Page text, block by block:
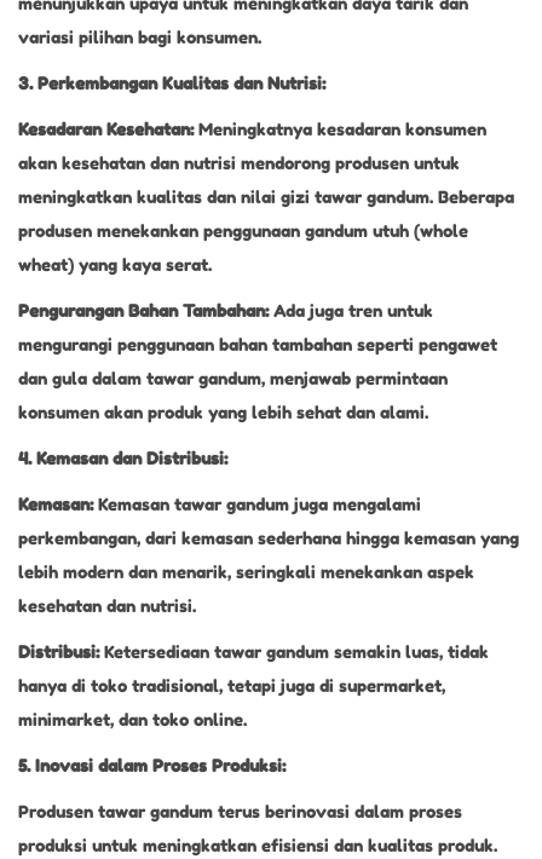
variasi pilihan bagi konsumen.
3. Perkembangan Kualitas dan Nutrisi:
Kesadaran Kesehatan:Meningkatnya kesadaran konsumen
akan kesehatan dan nutrisi mendorong produsen untuk
meningkatkan kualitas dan nilai gizi tawar gandum. Beberapa
produsen menekankan penggunaan gandum utuh (whole
wheat) yang kaya serat.
Pengurangan Bahan Tambahan:Ada juga tren untuk
mengurangi penggunaan bahan tambahan seperti pengawet
dan gula dalam tawar gandum, menjawab permintaan
konsumen akan produk yang lebih sehat dan alami.
4. Kemasan dan Distribusi:
Kemasan:Kemasan tawar gandum juga mengalami
perkembangan, dari kemasan sederhana hingga kemasan yang
lebih modern dan menarik, seringkali menekankan aspek
kesehatan dan nutrisi.
Distribusi:Ketersediaan tawar gandum semakin luas, tidak
hanya di toko tradisional, tetapi juga di supermarket,
minimarket, dan toko online.
5. Inovasi dalam Proses Produksi:
Produsen tawar gandum terus berinovasi dalam proses
produksi untuk meningkatkan efisiensi dan kualitas produk.